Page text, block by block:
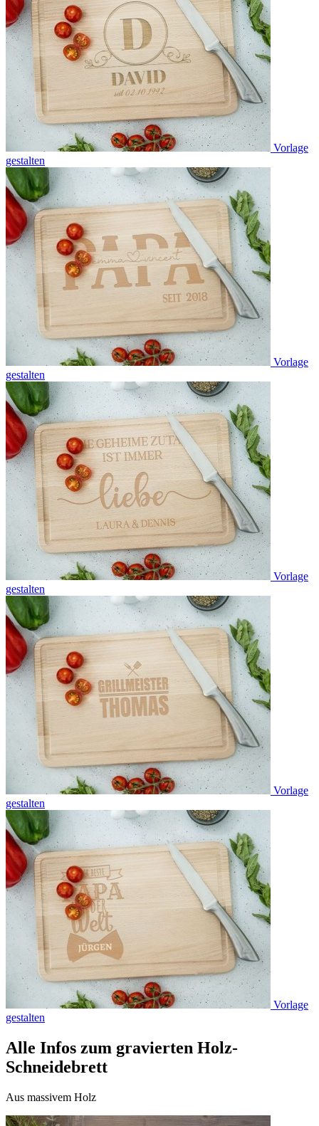
Vorlage
gestalten
Vorlage
gestalten
Vorlage
gestalten
Vorlage
gestalten
Vorlage
gestalten
Alle Infos zum gravierten Holz-
Schneidebrett
Aus massivem Holz